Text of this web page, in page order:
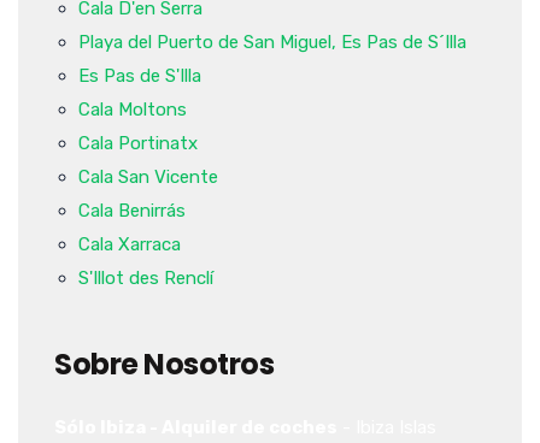
Cala D'en Serra
Playa del Puerto de San Miguel, Es Pas de S´Illa
Es Pas de S'Illa
Cala Moltons
Cala Portinatx
Cala San Vicente
Cala Benirrás
Cala Xarraca
S'Illot des Renclí
Sobre Nosotros